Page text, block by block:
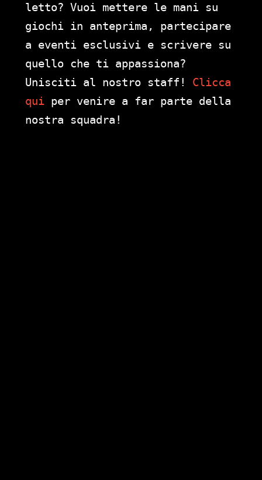
letto? Vuoi mettere le mani su
giochi in anteprima, partecipare
a eventi esclusivi e scrivere su
quello che ti appassiona?
Unisciti al nostro staff! Clicca
qui per venire a far parte della
nostra squadra!